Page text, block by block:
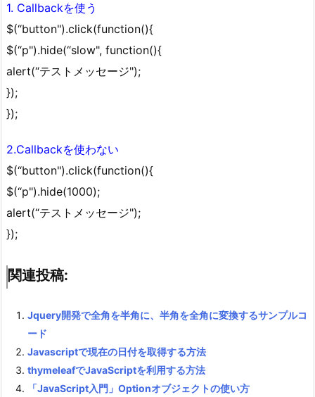
1. Callbackを使う
$(“button").click(function(){
$(“p").hide(“slow", function(){
alert(“テストメッセージ");
});
});
2.Callbackを使わない
$(“button").click(function(){
$(“p").hide(1000);
alert(“テストメッセージ");
});
関連投稿:
Jquery開発で全角を半角に、半角を全角に変換するサンプルコ
ード
Javascriptで現在の日付を取得する方法
thymeleafでJavaScriptを利用する方法
「JavaScript入門」Optionオブジェクトの使い方